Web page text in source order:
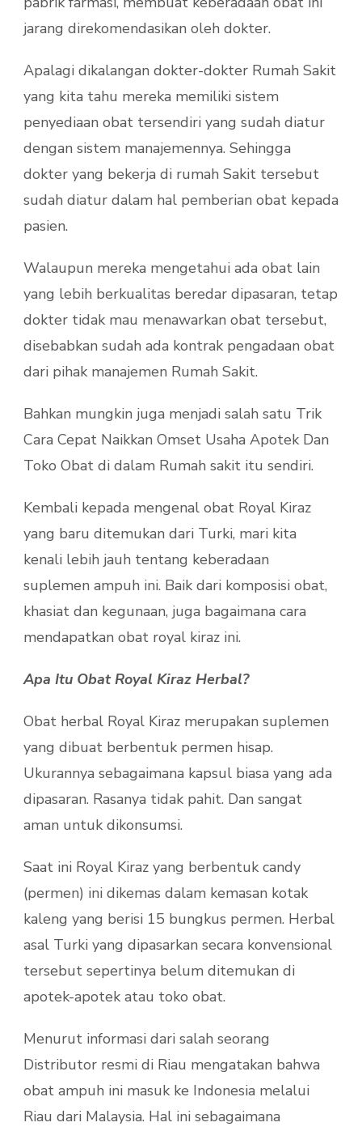
jarang direkomendasikan oleh dokter.
Apalagi dikalangan dokter-dokter Rumah Sakit
yang kita tahu mereka memiliki sistem
penyediaan obat tersendiri yang sudah diatur
dengan sistem manajemennya. Sehingga
dokter yang bekerja di rumah Sakit tersebut
sudah diatur dalam hal pemberian obat kepada
pasien.
Walaupun mereka mengetahui ada obat lain
yang lebih berkualitas beredar dipasaran, tetap
dokter tidak mau menawarkan obat tersebut,
disebabkan sudah ada kontrak pengadaan obat
dari pihak manajemen Rumah Sakit.
Bahkan mungkin juga menjadi salah satu Trik
Cara Cepat Naikkan Omset Usaha Apotek Dan
Toko Obat di dalam Rumah sakit itu sendiri.
Kembali kepada mengenal obat Royal Kiraz
yang baru ditemukan dari Turki, mari kita
kenali lebih jauh tentang keberadaan
suplemen ampuh ini. Baik dari komposisi obat,
khasiat dan kegunaan, juga bagaimana cara
mendapatkan obat royal kiraz ini.
Apa Itu Obat Royal Kiraz Herbal?
Obat herbal Royal Kiraz merupakan suplemen
yang dibuat berbentuk permen hisap.
Ukurannya sebagaimana kapsul biasa yang ada
dipasaran. Rasanya tidak pahit. Dan sangat
aman untuk dikonsumsi.
Saat ini Royal Kiraz yang berbentuk candy
(permen) ini dikemas dalam kemasan kotak
kaleng yang berisi 15 bungkus permen. Herbal
asal Turki yang dipasarkan secara konvensional
tersebut sepertinya belum ditemukan di
apotek-apotek atau toko obat.
Menurut informasi dari salah seorang
Distributor resmi di Riau mengatakan bahwa
obat ampuh ini masuk ke Indonesia melalui
Riau dari Malaysia. Hal ini sebagaimana